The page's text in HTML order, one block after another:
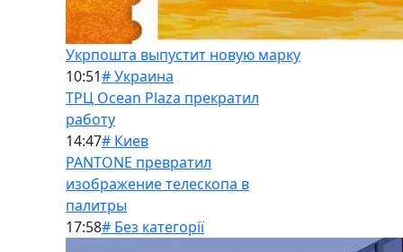
Укрпошта выпустит новую марку
10:51# Украина
ТРЦ Ocean Plaza прекратил
работу
14:47# Киев
PANTONE превратил
изображение телескопа в
палитры
17:58# Без категорії